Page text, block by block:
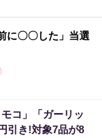
に〇〇した」当選
コ」「ガーリッ
引き!対象7品が8